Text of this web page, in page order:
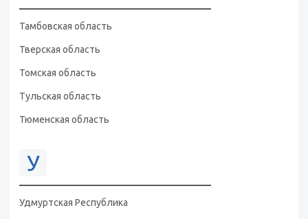
Тамбовская область
Тверская область
Томская область
Тульская область
Тюменская область
У
Удмуртская Республика